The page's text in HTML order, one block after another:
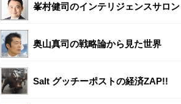
峯村健司のインテリジェンスサロン
奥山真司の戦略論から見た世界
Salt グッチーポストの経済ZAP!!